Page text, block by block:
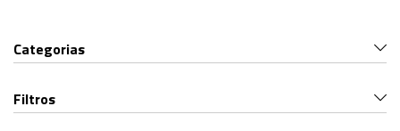
Categorias
Filtros